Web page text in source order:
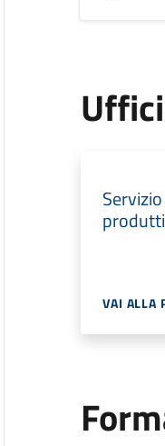
VAI ALLA